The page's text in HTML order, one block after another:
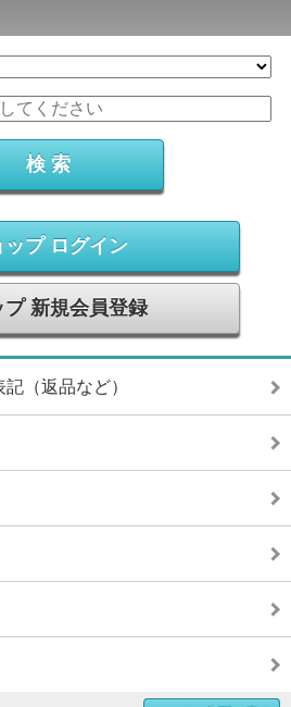
ップ ログイン
プ 新規会員登録
（返品など）